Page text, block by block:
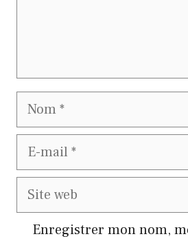
Nom
E-
Site
Enregistrer mon nom,